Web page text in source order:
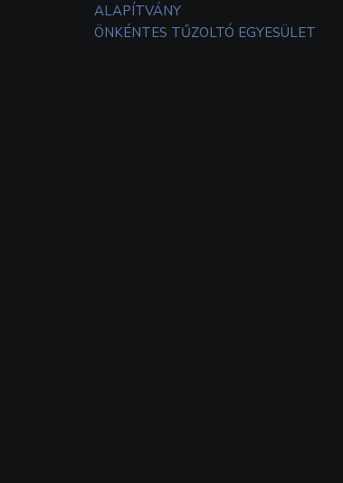
ALAPÍTVÁNY
ÖNKÉNTES TŰZOLTÓ EGYESÜLET